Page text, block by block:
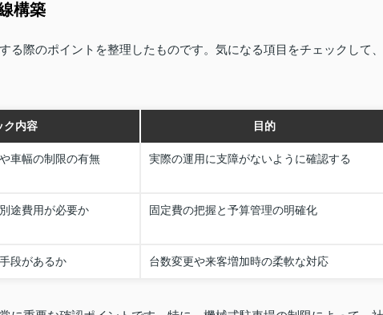
構築
る際のポイントを整理したものです。気になる項目をチェックして、
ク内容 目的
車幅の制限の有無 実際の運用に支障がないように確認する
途費用が必要か 固定費の把握と予算管理の明確化
段があるか 台数変更や来客増加時の柔軟な対応